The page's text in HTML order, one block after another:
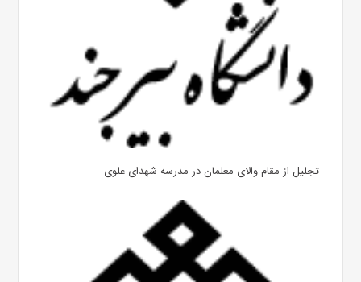
تجلیل از مقام والای معلمان در مدرسه شهدای علوی